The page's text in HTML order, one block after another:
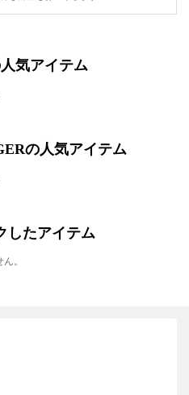
気アイテム
の人気アイテム
したアイテム
。